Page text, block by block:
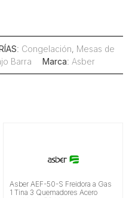
: Congelación, Mesas de
Barra
Marca: Asber
Asber AEF-50-S Freidora a Gas
1 Tina 3 Quemadores Acero